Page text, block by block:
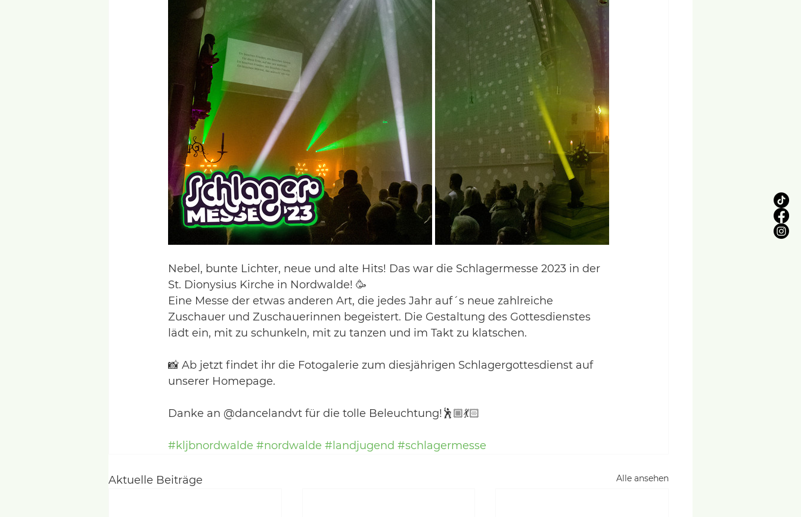
Nebel, bunte Lichter, neue und alte Hits! Das war die Schlagermesse 2023 in der
St. Dionysius Kirche in Nordwalde! 🥳
Eine Messe der etwas anderen Art, die jedes Jahr auf´s neue zahlreiche
Zuschauer und Zuschauerinnen begeistert. Die Gestaltung des Gottesdienstes
lädt ein, mit zu schunkeln, mit zu tanzen und im Takt zu klatschen.
📸 Ab jetzt findet ihr die Fotogalerie zum diesjährigen Schlagergottesdienst auf
unserer Homepage.
Danke an @dancelandvt für die tolle Beleuchtung!🕺🏼💃🏻
#kljbnordwalde #nordwalde #landjugend #schlagermesse
Aktuelle Beiträge Alle ansehen